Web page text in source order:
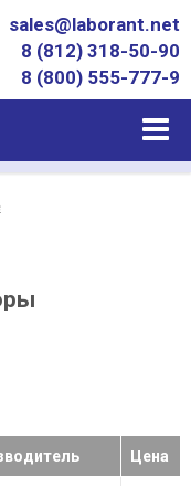
sales@laborant.net
8 (812) 318-50-90
8 (800) 555-777-9
Цена